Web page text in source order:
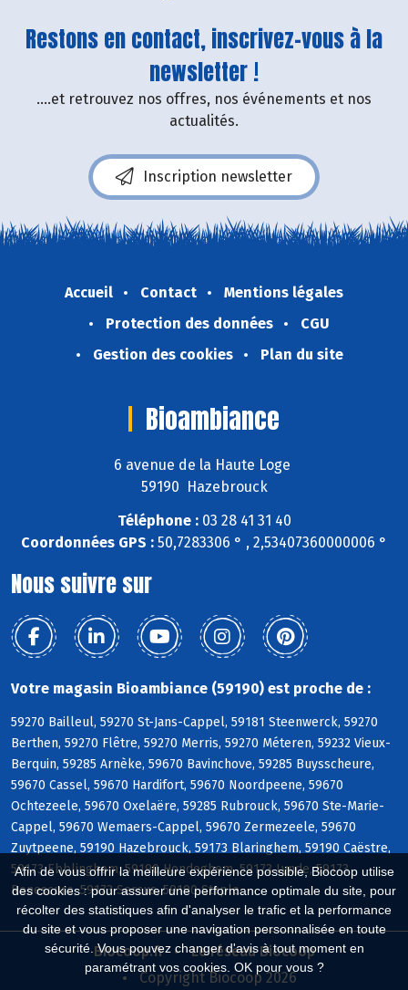
Afin de vous offrir la meilleure expérience possible, Biocoop utilise
des cookies : pour assurer une performance optimale du site, pour
récolter des statistiques afin d'analyser le trafic et la performance
du site et vous proposer une navigation personnalisée en toute
sécurité. Vous pouvez changer d'avis à tout moment en
paramétrant vos cookies. OK pour vous ?
Restons en contact, inscrivez-vous à la
newsletter !
....et retrouvez nos offres, nos événements et nos
actualités.
Inscription newsletter
Accueil Contact
Mentions légales
Protection des données
CGU
Gestion des cookies
Plan du site
Bioambiance
6 avenue de la Haute Loge
59190 Hazebrouck
Téléphone :03 28 41 31 40
Coordonnées GPS : 50,7283306 ° , 2,53407360000006 °
Nous suivre sur
Votre magasin Bioambiance (59190) est proche de :
59270 Bailleul, 59270 St-Jans-Cappel, 59181 Steenwerck, 59270
Berthen, 59270 Flêtre, 59270 Merris, 59270 Méteren, 59232 Vieux-
Berquin, 59285 Arnèke, 59670 Bavinchove, 59285 Buysscheure,
59670 Cassel, 59670 Hardifort, 59670 Noordpeene, 59670
Ochtezeele, 59670 Oxelaëre, 59285 Rubrouck, 59670 Ste-Marie-
Cappel, 59670 Wemaers-Cappel, 59670 Zermezeele, 59670
Zuytpeene, 59190 Hazebrouck, 59173 Blaringhem, 59190 Caëstre,
59173 Ebblinghem, 59190 Hondeghem, 59173 Lynde, 59173
Renescure, 59173 Sercus, 59190 Staple
Biocoop.fr
Le réseau Biocoop
Copyright Biocoop 2026